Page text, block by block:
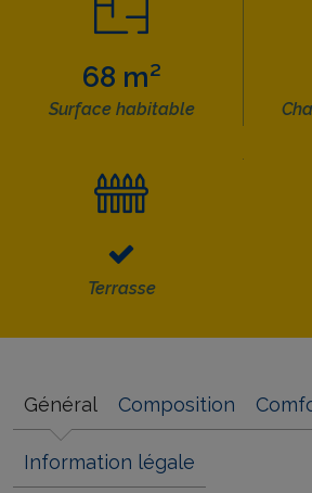
68 m²
Surface habitable
Terrasse
Général Composition
Information légale